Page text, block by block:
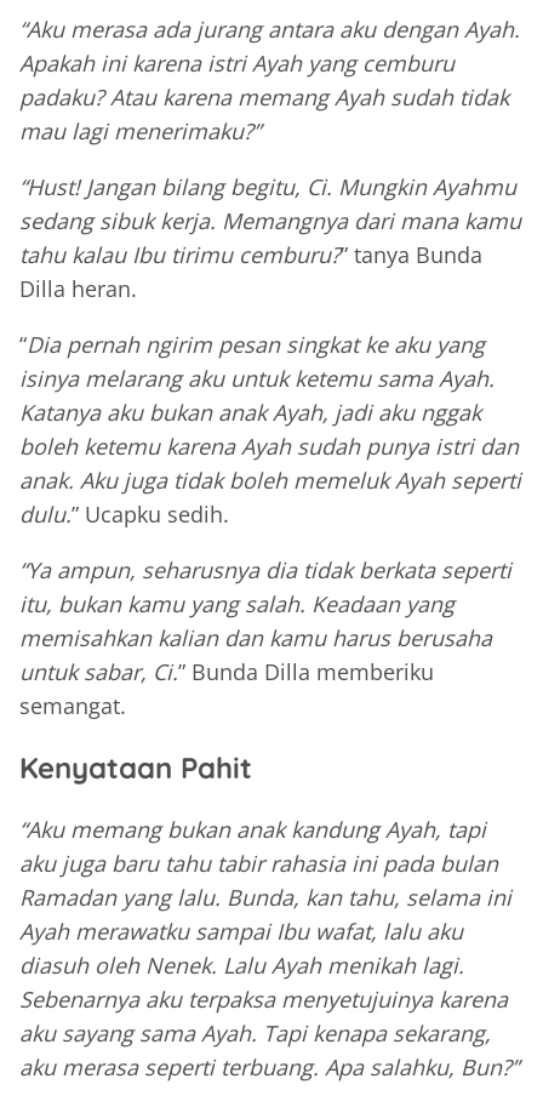
“Aku merasa ada jurang antara aku dengan Ayah.
Apakah ini karena istri Ayah yang cemburu
padaku? Atau karena memang Ayah sudah tidak
mau lagi menerimaku?”
“Hust! Jangan bilang begitu, Ci. Mungkin Ayahmu
sedang sibuk kerja. Memangnya dari mana kamu
tahu kalau Ibu tirimu cemburu?” tanya Bunda
Dilla heran.
“Dia pernah ngirim pesan singkat ke aku yang
isinya melarang aku untuk ketemu sama Ayah.
Katanya aku bukan anak Ayah, jadi aku nggak
boleh ketemu karena Ayah sudah punya istri dan
anak. Aku juga tidak boleh memeluk Ayah seperti
dulu.” Ucapku sedih.
“Ya ampun, seharusnya dia tidak berkata seperti
itu, bukan kamu yang salah. Keadaan yang
memisahkan kalian dan kamu harus berusaha
untuk sabar, Ci.” Bunda Dilla memberiku
semangat.
Kenyataan Pahit
“Aku memang bukan anak kandung Ayah, tapi
aku juga baru tahu tabir rahasia ini pada bulan
Ramadan yang lalu. Bunda, kan tahu, selama ini
Ayah merawatku sampai Ibu wafat, lalu aku
diasuh oleh Nenek. Lalu Ayah menikah lagi.
Sebenarnya aku terpaksa menyetujuinya karena
aku sayang sama Ayah. Tapi kenapa sekarang,
aku merasa seperti terbuang. Apa salahku, Bun?”